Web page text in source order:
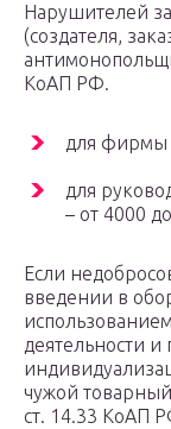
Нарушителей
(создателя,
КоАП РФ.
для фирмы
для
– от 4000
Если
введении в
деятельности
чужой товарный
ст. 14.33 КоАП